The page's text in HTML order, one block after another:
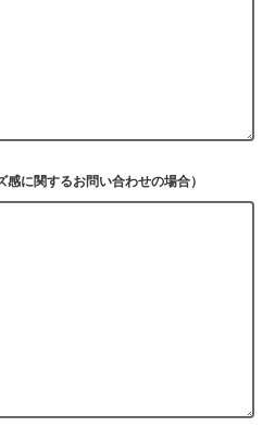
に関するお問い合わせの場合）